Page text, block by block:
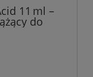
11 ml –
do